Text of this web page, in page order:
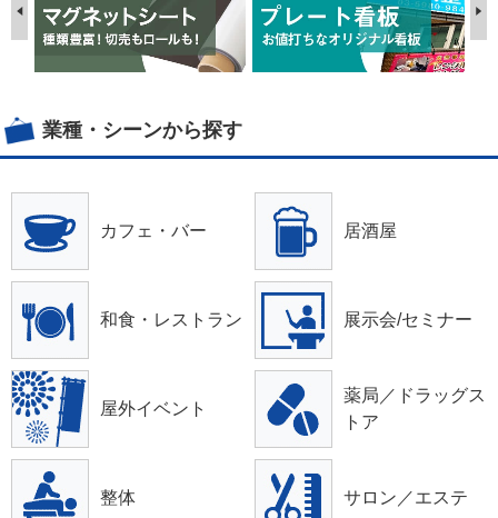
業種・シーンから探す
カフェ・バー 居酒屋
和食・レストラン 展示会/セミナー
屋外イベント
薬局／ドラッグス
トア
整体 サロン／エステ